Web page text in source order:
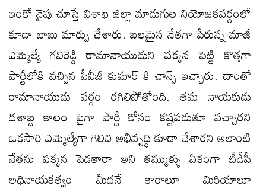
ఇంకో వైపు చూస్తే విశాఖ జిల్లా మాడుగుల నియోజకవర్గంలో
కూడా బాబు మార్పు చేశారు. బలమైన నేతగా పేరున్న మాజీ
ఎమ్మెల్యే గవిరెడ్డి రామానాయుడుని పక్కన పెట్టి కొత్తగా
పార్టీలోకి వచ్చిన పీవీజీ కుమార్ కి చాన్స్ ఇచ్చారు. దాంతో
రామానాయుడు వర్గం రగిలిపోతోంది. తమ నాయకుడు
దశాబ్ద కాలం పైగా పార్టీ కోసం కష్టపడుతూ వచ్చారని
ఒకసారి ఎమ్మెల్యేగా గెలిచి అభివృద్ధి కూడా చేశారని అలాంటి
నేతను పక్కన పెడతారా అని తమ్ముళ్ళు ఏకంగా టీడీపీ
అధినాయకత్వం మీదనే కారాలూ మిరియాలూ